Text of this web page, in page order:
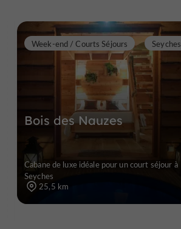
Bois des Nauzes
Week-end / Courts Séjours Seyches
Cabane de luxe idéale pour un court séjour à
Seyches
25,5 km